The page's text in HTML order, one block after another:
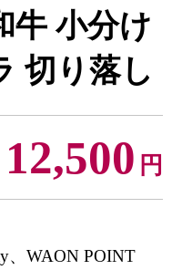
牛 小分け
切り落し
12,500 円
、WAON POINT